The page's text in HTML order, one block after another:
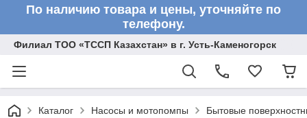
По наличию товара и цены, уточняйте по
телефону.
Филиал ТОО «ТССП Казахстан» в г. Усть-Каменогорск
Каталог Насосы и мотопомпы Бытовые